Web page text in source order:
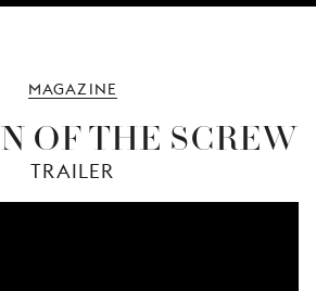
MAGAZINE
OF THE SCREW
TRAILER